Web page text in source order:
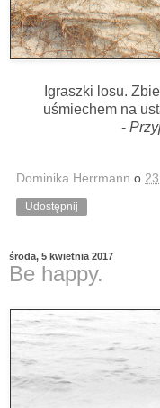
Igraszki losu.
uśmiechem na
-
Dominika Herrmann o
Udostępnij
środa, 5 kwietnia 2017
Be happy.